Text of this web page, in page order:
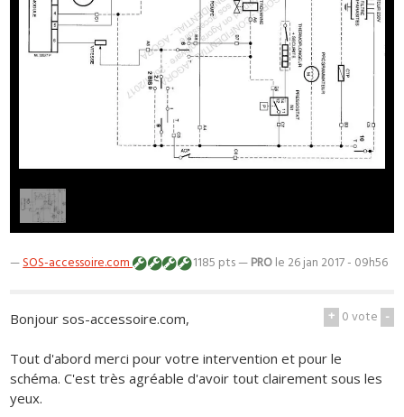
—SOS-accessoire.com 1185 pts —PRO le 26 jan 2017 - 09h56
+ 0vote -
Bonjour sos-accessoire.com,
Tout d'abord merci pour votre intervention et pour le
schéma. C'est très agréable d'avoir tout clairement sous les
yeux.